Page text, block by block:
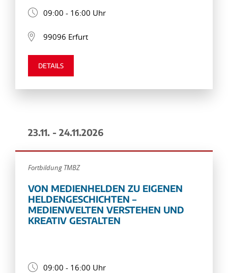
09:00 - 16:00 Uhr
99096 Erfurt
DETAILS
23.11. - 24.11.2026
Fortbildung TMBZ
VON MEDIENHELDEN ZU EIGENEN
HELDENGESCHICHTEN –
MEDIENWELTEN VERSTEHEN UND
KREATIV GESTALTEN
09:00 - 16:00 Uhr